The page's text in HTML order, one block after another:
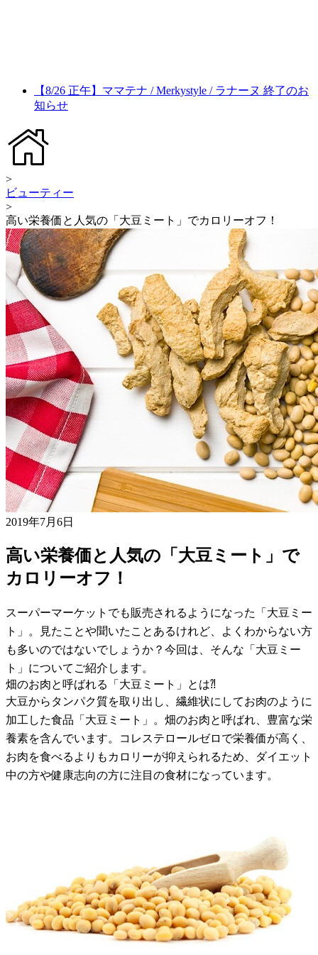
【8/26 正午】ママテナ / Merkystyle / ラナーヌ 終了のお
知らせ
>
ビューティー
>
高い栄養価と人気の「大豆ミート」でカロリーオフ！
2019年7月6日
高い栄養価と人気の「大豆ミート」で
カロリーオフ！
スーパーマーケットでも販売されるようになった「大豆ミー
ト」。見たことや聞いたことあるけれど、よくわからない方
も多いのではないでしょうか？今回は、そんな「大豆ミー
ト」についてご紹介します。
畑のお肉と呼ばれる「大豆ミート」とは⁈
大豆からタンパク質を取り出し、繊維状にしてお肉のように
加工した食品「大豆ミート」。畑のお肉と呼ばれ、豊富な栄
養素を含んでいます。コレステロールゼロで栄養価が高く、
お肉を食べるよりもカロリーが抑えられるため、ダイエット
中の方や健康志向の方に注目の食材になっています。